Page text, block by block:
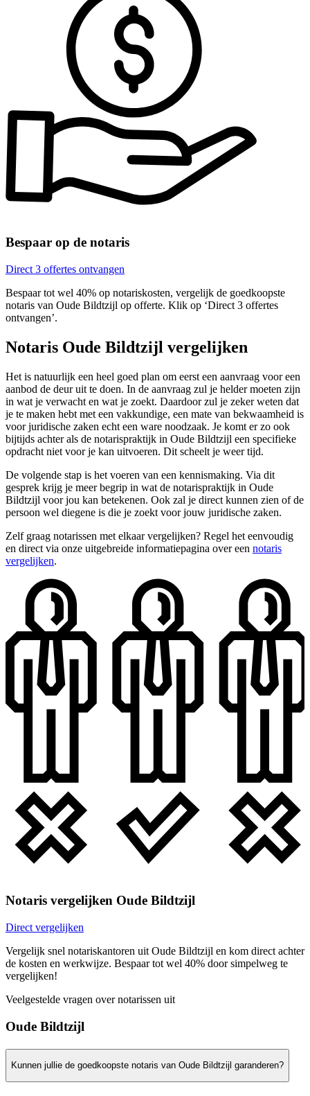
Bespaar op de notaris
Direct 3 offertes ontvangen
Bespaar tot wel 40% op notariskosten, vergelijk de goedkoopste
notaris van Oude Bildtzijl op offerte. Klik op ‘Direct 3 offertes
ontvangen’.
Notaris Oude Bildtzijl vergelijken
Het is natuurlijk een heel goed plan om eerst een aanvraag voor een
aanbod de deur uit te doen. In de aanvraag zul je helder moeten zijn
in wat je verwacht en wat je zoekt. Daardoor zul je zeker weten dat
je te maken hebt met een vakkundige, een mate van bekwaamheid is
voor juridische zaken echt een ware noodzaak. Je komt er zo ook
bijtijds achter als de notarispraktijk in Oude Bildtzijl een specifieke
opdracht niet voor je kan uitvoeren. Dit scheelt je weer tijd.
De volgende stap is het voeren van een kennismaking. Via dit
gesprek krijg je meer begrip in wat de notarispraktijk in Oude
Bildtzijl voor jou kan betekenen. Ook zal je direct kunnen zien of de
persoon wel diegene is die je zoekt voor jouw juridische zaken.
Zelf graag notarissen met elkaar vergelijken? Regel het eenvoudig
en direct via onze uitgebreide informatiepagina over een notaris
vergelijken.
Notaris vergelijken Oude Bildtzijl
Direct vergelijken
Vergelijk snel notariskantoren uit Oude Bildtzijl en kom direct achter
de kosten en werkwijze. Bespaar tot wel 40% door simpelweg te
vergelijken!
Veelgestelde vragen over notarissen uit
Oude Bildtzijl
Kunnen jullie de goedkoopste notaris van Oude Bildtzijl garanderen?